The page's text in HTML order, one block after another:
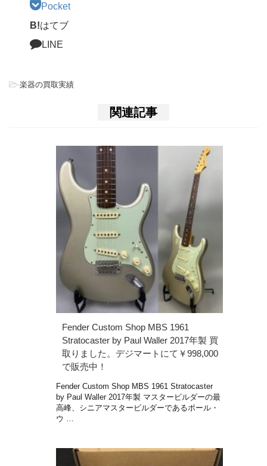
Pocket
B!はてブ
LINE
-楽器の買取実績
関連記事
Fender Custom Shop MBS 1961
Stratocaster by Paul Waller 2017年製 買
取りました。デジマートにて￥998,000
で販売中！
Fender Custom Shop MBS 1961 Stratocaster
by Paul Waller 2017年製 マスタービルダーの最
高峰、シニアマスタービルダーであるポール・
ウ …